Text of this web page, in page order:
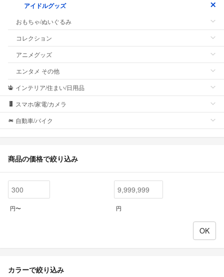
アイドルグッズ
おもちゃ/ぬいぐるみ
コレクション
アニメグッズ
エンタメ その他
インテリア/住まい/日用品
スマホ/家電/カメラ
自動車/バイク
商品の価格で絞り込み
円〜 円
カラーで絞り込み